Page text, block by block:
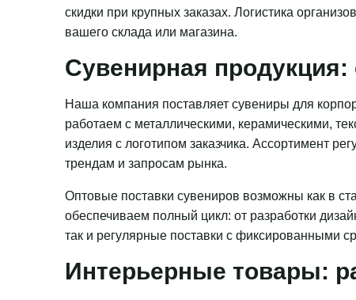
скидки при крупных заказах. Логистика
вашего склада или магазина.
Сувенирная продукция:
Наша компания поставляет сувениры для
работаем с металлическими, керамическими,
изделия с логотипом заказчика. Ассортимент
трендам и запросам рынка.
Оптовые поставки сувениров возможны как в
обеспечиваем полный цикл: от разработки
так и регулярные поставки с фиксированными
Интерьерные товары: